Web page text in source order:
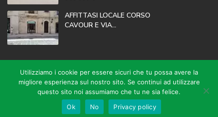
AFFITTASI LOCALE CORSO
CAVOUR E VIA...
Copyright 2020| Immobiliare Valenziano Tutti i diritti riservati.
Utilizziamo i cookie per essere sicuri che tu possa avere la
migliore esperienza sul nostro sito. Se continui ad utilizzare
questo sito noi assumiamo che tu ne sia felice.
Ok
No Privacy policy